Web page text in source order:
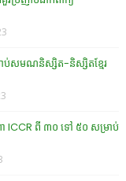
ាប់សមណនិស្សិត-និស្សិតខ្មែរ
ា ICCR ពី ៣០ ទៅ ៥០ សម្រាប់